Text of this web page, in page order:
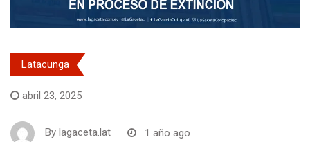
Latacunga
abril 23, 2025
By lagaceta.lat 1 año ago